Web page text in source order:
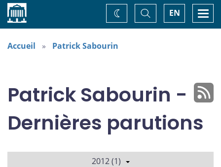
Accueil EN
Basculer
la
recherche
Changez
de
Accueil Patrick Sabourin
Patrick Sabourin -
Dernières parutions
2012 (1)